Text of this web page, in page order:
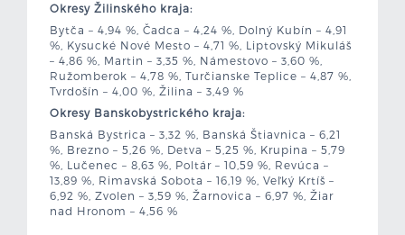
Okresy Žilinského kraja:
Bytča – 4,94 %, Čadca – 4,24 %, Dolný Kubín – 4,91
%, Kysucké Nové Mesto – 4,71 %, Liptovský Mikuláš
– 4,86 %, Martin – 3,35 %, Námestovo – 3,60 %,
Ružomberok – 4,78 %, Turčianske Teplice – 4,87 %,
Tvrdošín – 4,00 %, Žilina – 3,49 %
Okresy Banskobystrického kraja:
Banská Bystrica – 3,32 %, Banská Štiavnica – 6,21
%, Brezno – 5,26 %, Detva – 5,25 %, Krupina – 5,79
%, Lučenec – 8,63 %, Poltár – 10,59 %, Revúca –
13,89 %, Rimavská Sobota – 16,19 %, Veľký Krtíš –
6,92 %, Zvolen – 3,59 %, Žarnovica – 6,97 %, Žiar
nad Hronom – 4,56 %